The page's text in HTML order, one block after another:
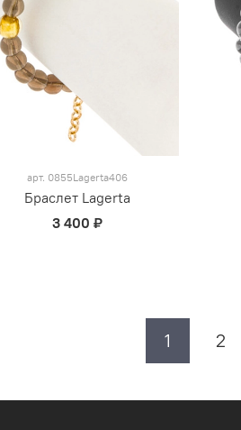
арт. 0855Lagerta406
Браслет Lagerta
3 400 ₽
1 2